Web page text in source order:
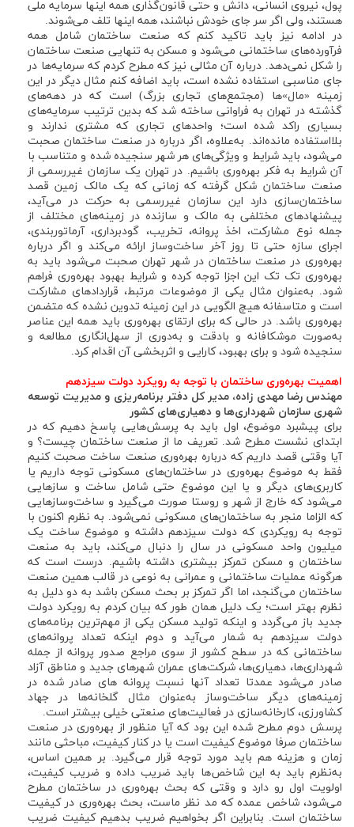
پول، نیروی انسانی، دانش و حتی قانون‌گذاری همه اینها سرمایه ملی
هستند، ولی اگر سر جای خودش نباشند، همه اینها تلف می‌شوند.
در ادامه نیز باید تاکید کنم که صنعت ساختمان شامل همه
فرآورده‌های ساختمانی می‌شود و مسکن به تنهایی صنعت ساختمان
را شکل نمی‌دهد. درباره آن مثالی نیز که مطرح کردم که سرمایه‌ها در
جای مناسبی استفاده نشده است، باید اضافه کنم مثال دیگر در این
زمینه «مال‌»ها (مجتمع‌های تجاری بزرگ) است که در دهه‌های
گذشته در تهران به فراوانی ساخته شد که بدین ترتیب سرمایه‌های
بسیاری راکد شده است؛ واحدهای تجاری که مشتری ندارند و
بلااستفاده مانده‌اند. به‌علاوه، اگر درباره در صنعت ساختمان صحبت
می‌شود، باید شرایط و ویژگی‌های هر شهر سنجیده شده و متناسب با
آن شرایط به فکر بهره‌وری باشیم. در تهران یک سازمان غیررسمی از
صنعت ساختمان شکل گرفته که زمانی که یک مالک زمین قصد
ساختمان‌سازی دارد این سازمان غیررسمی به حرکت در می‌آید،
پیشنهادهای مختلفی به مالک و سازنده در زمینه‌های مختلف از
جمله نوع مشارکت، اخذ پروانه، تخریب، گودبرداری، آرماتوربندی،
اجرای سازه حتی تا روز آخر ساخت‌وساز ارائه می‌کند و اگر درباره
بهره‌وری در صنعت ساختمان در شهر تهران صحبت می‌شود باید به
بهره‌وری تک تک این اجزا توجه کرده و شرایط بهبود بهره‌وری فراهم
شود. به‌عنوان مثال یکی از موضوعات مرتبط، قراردادهای مشارکت
است و متاسفانه هیچ الگویی در این زمینه تدوین نشده که متضمن
بهره‌وری باشد. در حالی که برای ارتقای بهره‌وری باید همه این عناصر
به‌صورت موشکافانه و بادقت و به‌دوری از سهل‌انگاری مطالعه و
سنجیده شود و برای بهبود، کارایی و اثربخشی آن اقدام کرد.
اهمیت بهره‌وری ساختمان با توجه به رویکرد دولت سیزدهم
مهندس رضا مهدی زاده، مدیر كل دفتر برنامه‌ریزی و مدیریت توسعه
شهری سازمان شهرداری‌ها و دهیاری‌های كشور
برای پیشبرد موضوع، اول باید به پرسش‌هایی پاسخ دهیم که در
ابتدای نشست مطرح شد. تعریف ما از صنعت ساختمان چیست؟ و
آیا وقتی قصد داریم که درباره بهره‌وری صنعت ساخت صحبت کنیم
فقط به موضوع بهره‌وری در ساختمان‌های مسکونی توجه داریم یا
کاربری‌های دیگر و یا این موضوع حتی شامل ساخت و سازهایی
می‌شود که خارج از شهر و روستا صورت می‌گیرد و ساخت‌وسازهایی
که الزاما منجر به ساختمان‌های مسکونی نمی‌شود. به نظرم اکنون با
توجه به رویکردی که دولت سیزدهم داشته و موضوع ساخت یک
میلیون واحد مسکونی در سال را دنبال می‌کند، باید به صنعت
ساختمان و مسکن تمرکز بیشتری داشته باشیم. درست است که
هرگونه عملیات ساختمانی و عمرانی به نوعی در قالب همین صنعت
ساختمان می‌گنجد، اما اگر تمرکز بر بحث مسکن باشد به دو دلیل به
نظرم بهتر است؛ یک دلیل همان طور که بیان کردم به رویکرد دولت
جدید باز می‌گردد و اینکه تولید مسکن یکی از مهم‌ترین برنامه‌های
دولت سیزدهم به شمار می‌آید و دوم اینکه تعداد پروانه‌های
ساختمانی که در سطح کشور از سوی مراجع صدور پروانه از جمله
شهرداری‌ها، دهیاری‌ها، شرکت‌های عمران شهرهای جدید و مناطق آزاد
صادر می‌شود عمدتا تعداد آنها نسبت پروانه های صادر شده در
زمینه‌های دیگر ساخت‌وساز به‌عنوان مثال گلخانه‌ها در جهاد
کشاورزی، کارخانه‌سازی در فعالیت‌های صنعتی خیلی بیشتر است.
پرسش دوم مطرح شده این بود که آیا منظور از بهره‌وری در صنعت
ساختمان صرفا موضوع کیفیت است یا در کنار کیفیت، مباحثی مانند
زمان و هزینه هم باید مورد توجه قرار می‌گیرد. بر همین اساس،
به‌نظرم باید به این شاخص‌ها باید ضریب داده و ضریب کیفیت،
اولویت اول رو دارد و وقتی که بحث بهره‌وری در ساختمان مطرح
می‌شود، شاخص عمده که مد نظر ماست، بحث بهره‌وری در کیفیت
ساختمان است. بنابراین اگر بخواهیم ضریب بدهیم کیفیت ضریب